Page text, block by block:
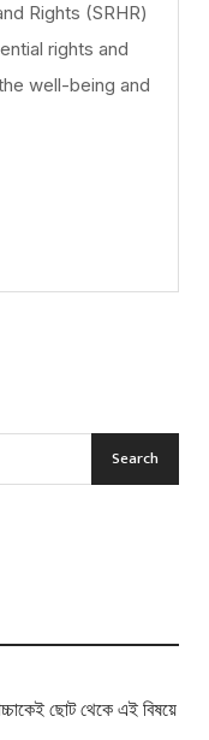
Rights (SRHR)
rights and
well-being and
Search
ছোট থেকে এই বিষয়ে